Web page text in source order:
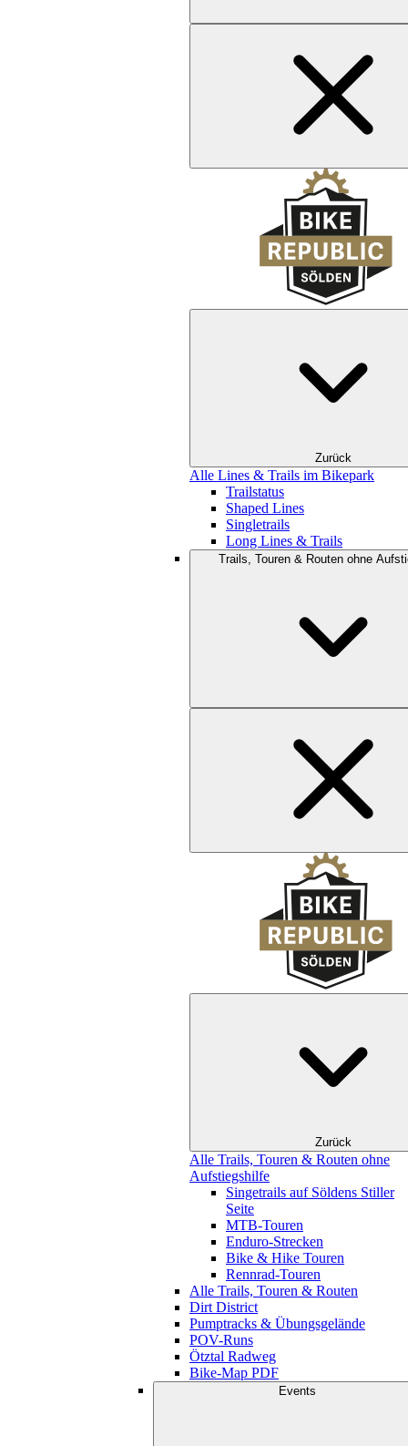
Zurück
Alle Lines & Trails im Bikepark
Trailstatus
Shaped Lines
Singletrails
Long Lines & Trails
Trails, Touren & Routen ohne
Zurück
Alle Trails, Touren & Routen ohne
Aufstiegshilfe
Singetrails auf Söldens Stiller
Seite
MTB-Touren
Enduro-Strecken
Bike & Hike Touren
Rennrad-Touren
Alle Trails, Touren & Routen
Dirt District
Pumptracks & Übungsgelände
POV-Runs
Ötztal Radweg
Bike-Map PDF
Events